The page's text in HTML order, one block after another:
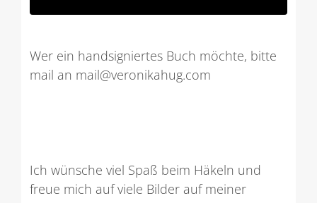
Wer ein handsigniertes Buch möchte, bitte
mail an mail@veronikahug.com
Ich wünsche viel Spaß beim Häkeln und
freue mich auf viele Bilder auf meiner